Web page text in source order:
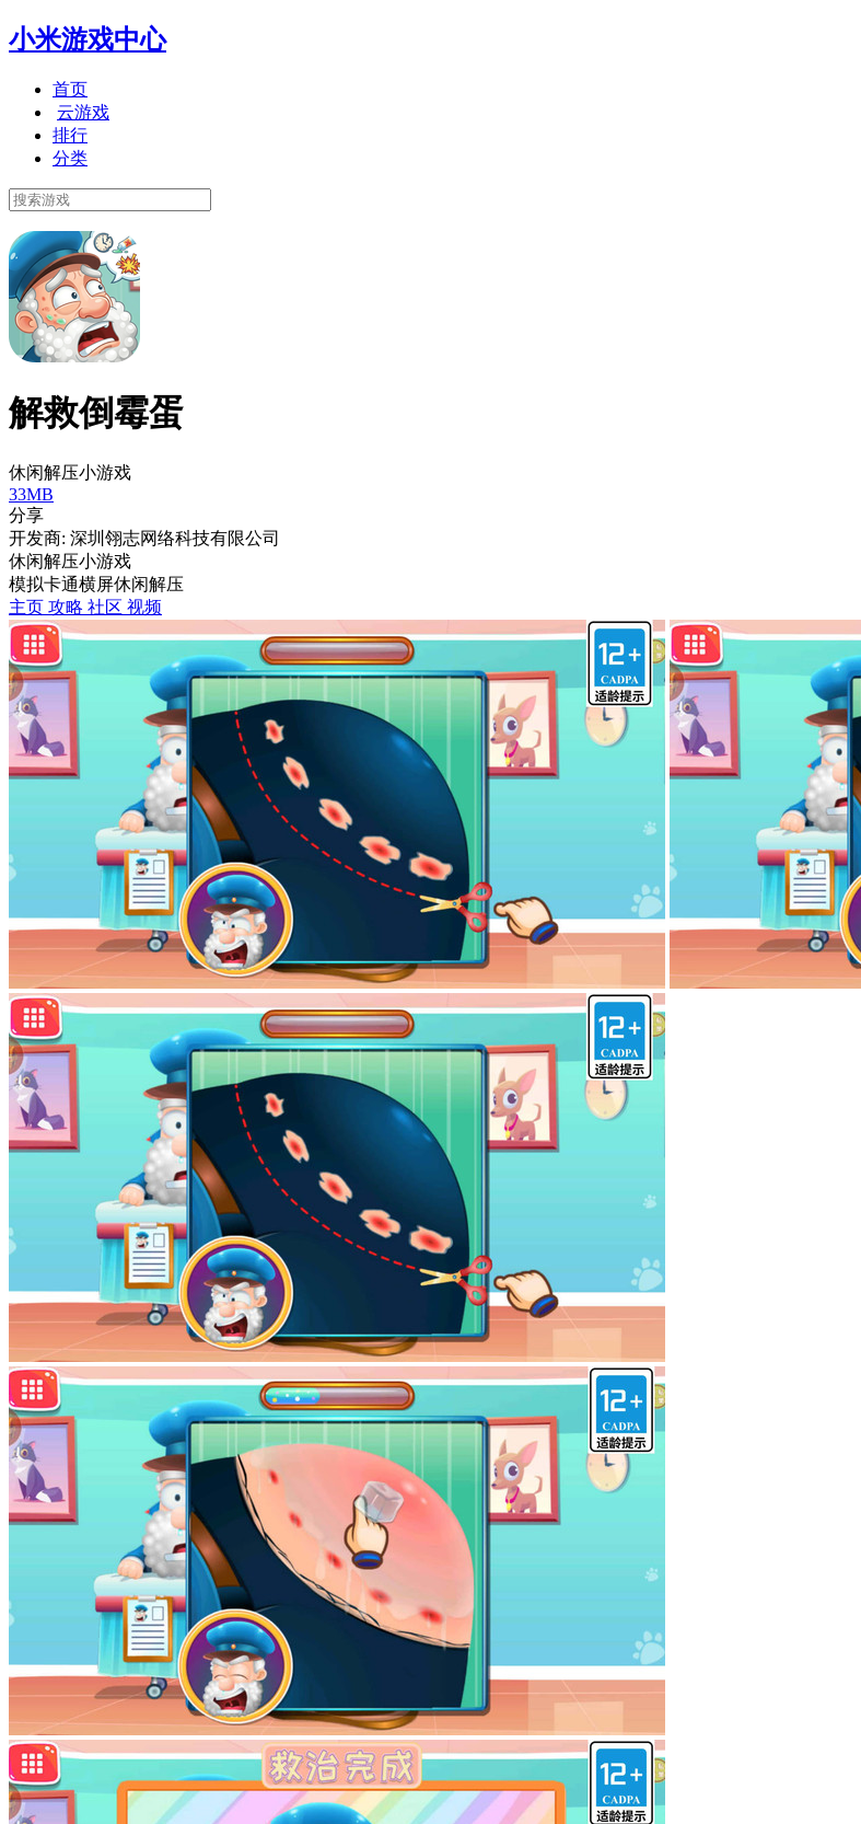
小米游戏中心
首页
云游戏
排行
分类
解救倒霉蛋
休闲解压小游戏
33MB
分享
开发商: 深圳翎志网络科技有限公司
休闲解压小游戏
模拟卡通横屏休闲解压
主页 攻略 社区 视频